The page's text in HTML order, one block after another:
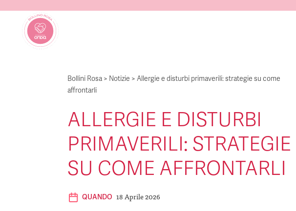
Bollini Rosa > Notizie > Allergie e disturbi primaverili: strategie su come
affrontarli
ALLERGIE E DISTURBI
PRIMAVERILI: STRATEGIE
SU COME AFFRONTARLI
QUANDO 18 Aprile 2026